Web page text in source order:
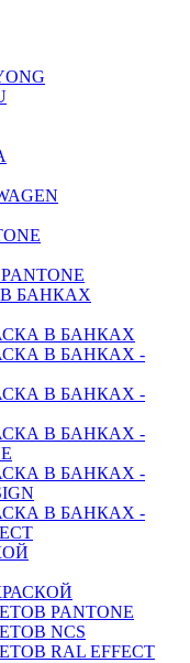
БАНКАХ
В БАНКАХ
В БАНКАХ -
В БАНКАХ -
В БАНКАХ -
В БАНКАХ -
В БАНКАХ -
PANTONE
NCS
RAL EFFECT